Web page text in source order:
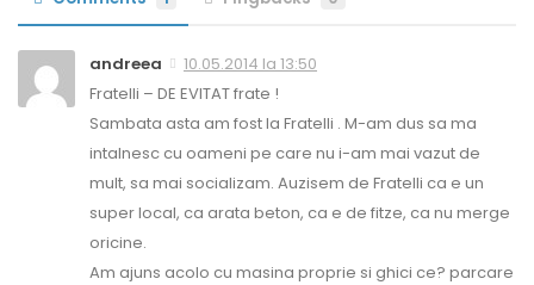
andreea
10.05.2014 la 13:50
Fratelli – DE EVITAT frate !
Sambata asta am fost la Fratelli . M-am dus sa ma
intalnesc cu oameni pe care nu i-am mai vazut de
mult, sa mai socializam. Auzisem de Fratelli ca e un
super local, ca arata beton, ca e de fitze, ca nu merge
oricine.
Am ajuns acolo cu masina proprie si ghici ce? parcare